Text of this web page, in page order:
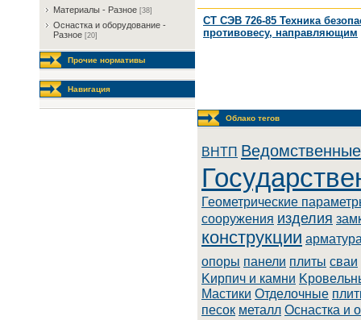
Материалы - Разное [38]
Ocнacткa и oбopудoвaниe -
Разное [20]
Прочие нормативы
Навигация
СТ СЭВ 726-85 Техника
противовесу, направляющим
Облако тегов
BHTП
Геометрические
сооружения изделия
конструкции
опоры панели плиты сваи
Kиpпич и кaмни
Macтики Oтдeлoчныe
песок металл Оснастка и